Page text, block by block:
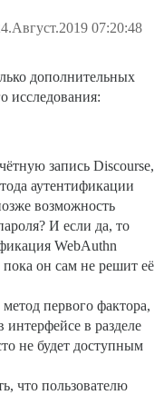
07:20:48
дополнительных
исследования:
запись Discourse,
аутентификации
возможность
И если да, то
WebAuthn
он сам не решит её
первого фактора,
интерфейсе в разделе
не будет доступным
что пользователю